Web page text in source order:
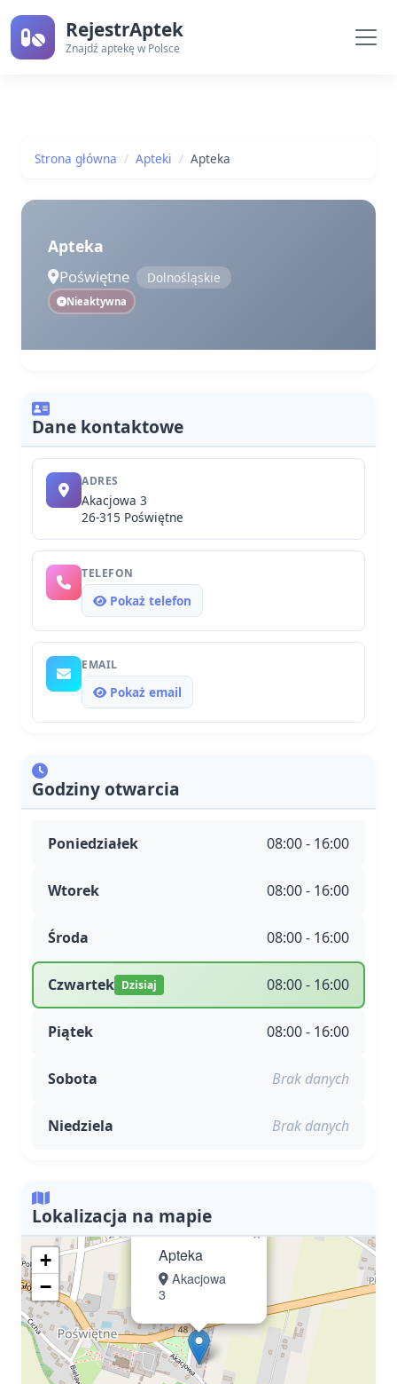
RejestrAptek
Znajdź aptekę w Polsce
Strona główna Apteki Apteka
Apteka
Poświętne Dolnośląskie
Nieaktywna
Dane kontaktowe
ADRES
Akacjowa 3
26-315 Poświętne
TELEFON
Pokaż telefon
EMAIL
Pokaż email
Godziny otwarcia
Poniedziałek 08:00 - 16:00
Wtorek 08:00 - 16:00
Środa 08:00 - 16:00
Czwartek Dzisiaj 08:00 - 16:00
Piątek 08:00 - 16:00
Sobota Brak danych
Niedziela Brak danych
Lokalizacja na mapie
Apteka
Akacjowa
3
×
+
−